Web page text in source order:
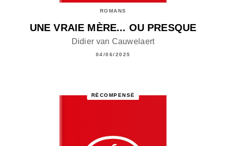
ROMANS
UNE VRAIE MÈRE... OU PRESQUE
Didier van Cauwelaert
04/06/2025
RÉCOMPENSÉ